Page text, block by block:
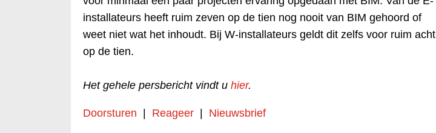
installateurs heeft ruim zeven op de tien nog nooit van BIM gehoord of
weet niet wat het inhoudt. Bij W-installateurs geldt dit zelfs voor ruim acht
op de tien.
Het gehele persbericht vindt u hier.
Doorsturen Reageer Nieuwsbrief